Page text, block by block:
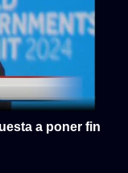
a poner fin